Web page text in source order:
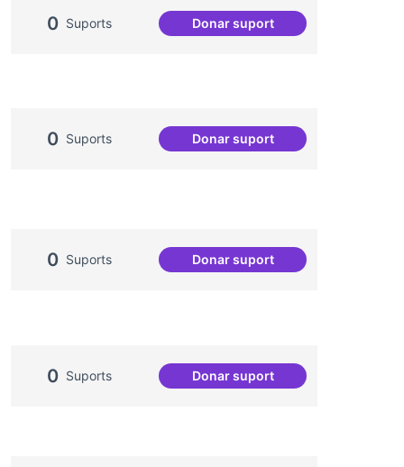
0 Suports Donar suportPodcast Radio Comunitària
0 Suports Donar suportMalestar emocional en la
0 Suports Donar suportTreball en xarxa amb
0 Suports Donar suportUna única Festa Major